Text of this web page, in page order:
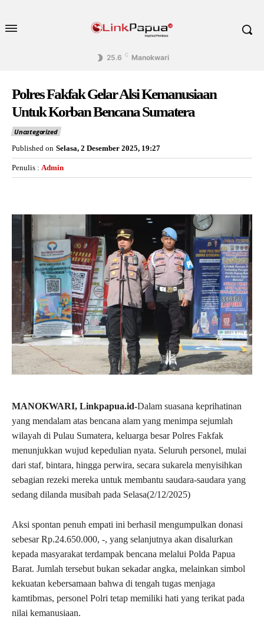
25.6 C Manokwari
Polres Fakfak Gelar Alsi Kemanusiaan
Untuk Korban Bencana Sumatera
Uncategorized
Published on Selasa, 2 Desember 2025, 19:27
Penulis : Admin
MANOKWARI, Linkpapua.id-Dalam suasana keprihatinan
yang mendalam atas bencana alam yang menimpa sejumlah
wilayah di Pulau Sumatera, keluarga besar Polres Fakfak
menunjukkan wujud kepedulian nyata. Seluruh personel, mulai
dari staf, bintara, hingga perwira, secara sukarela menyisihkan
sebagian rezeki mereka untuk membantu saudara-saudara yang
sedang dilanda musibah pada Selasa(2/12/2025)
Aksi spontan penuh empati ini berhasil mengumpulkan donasi
sebesar Rp.24.650.000, -, yang selanjutnya akan disalurkan
kepada masyarakat terdampak bencana melalui Polda Papua
Barat. Jumlah tersebut bukan sekadar angka, melainkan simbol
kekuatan kebersamaan bahwa di tengah tugas menjaga
kamtibmas, personel Polri tetap memiliki hati yang terikat pada
nilai kemanusiaan.